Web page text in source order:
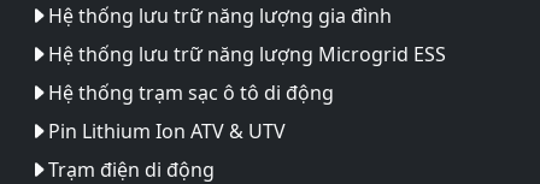
Hệ thống lưu trữ năng lượng gia đình
Hệ thống lưu trữ năng lượng Microgrid ESS
Hệ thống trạm sạc ô tô di động
Pin Lithium Ion ATV & UTV
Trạm điện di động